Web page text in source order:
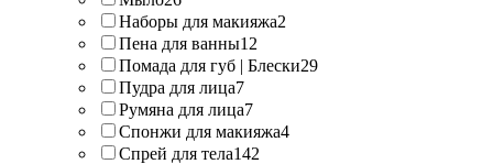
Наборы для макияжа2
Пена для ванны12
Помада для губ | Блески29
Пудра для лица7
Румяна для лица7
Спонжи для макияжа4
Спрей для тела142